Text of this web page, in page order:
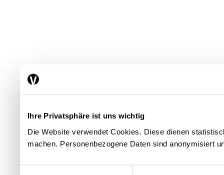
Ihre Privatsphäre ist uns wichtig
Die Website verwendet Cookies. Diese dienen
machen. Personenbezogene Daten sind anonymisiert